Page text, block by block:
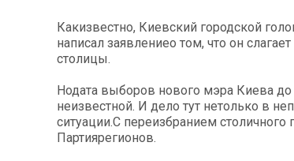
Какизвестно, Киевский городской
написал заявлениео том, что он
столицы.
Нодата выборов нового мэра Киева до
неизвестной. И дело тут нетолько в
ситуации.С переизбранием
Партиярегионов.